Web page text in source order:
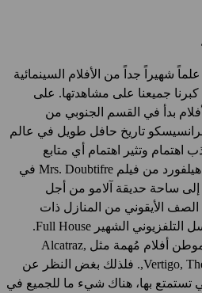
شهيراً جداً من الأفلام السينمائية
جميعنا على مشاهدتها. على
بدأ في القسم الجنوبي من
تاريخ حافل طويل في عالم
وتثير اهتمام أي متابع
من فيلمMrs. Doubtifreفي
ساحة حديقة آلامو من أجل
الأيقوني من المنازل ذات
الشهير Full House
.
أفلام مُهمة مثل Alcatraz,
Vertigo, . فلذلك بغض النظر عن
تستمتع بها، هناك شيء ما للجميع في